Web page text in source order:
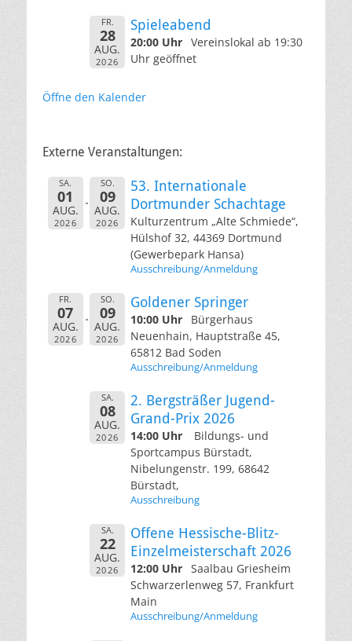
FR.
28
AUG.
2026
Spieleabend
20:00 Uhr Vereinslokal ab 19:30
Uhr geöffnet
Öffne den Kalender
Externe Veranstaltungen:
SA.
01
AUG.
2026
SO.
09
AUG.
2026
53. Internationale
Dortmunder Schachtage
Kulturzentrum „Alte Schmiede“,
Hülshof 32, 44369 Dortmund
(Gewerbepark Hansa)
Ausschreibung/Anmeldung
FR.
07
AUG.
2026
SO.
09
AUG.
2026
Goldener Springer
10:00 Uhr
Bürgerhaus
Neuenhain, Hauptstraße 45,
65812 Bad Soden
Ausschreibung/Anmeldung
SA.
08
AUG.
2026
2. Bergsträßer Jugend-
Grand-Prix 2026
14:00 Uhr
Bildungs- und
Sportcampus Bürstadt,
Nibelungenstr. 199, 68642
Bürstadt,
Ausschreibung
SA.
22
AUG.
2026
Offene Hessische-Blitz-
Einzelmeisterschaft 2026
12:00 Uhr Saalbau Griesheim
Schwarzerlenweg 57, Frankfurt
Main
Ausschreibung/Anmeldung